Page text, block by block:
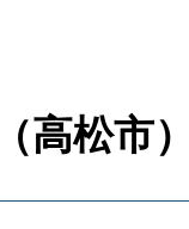
高松市